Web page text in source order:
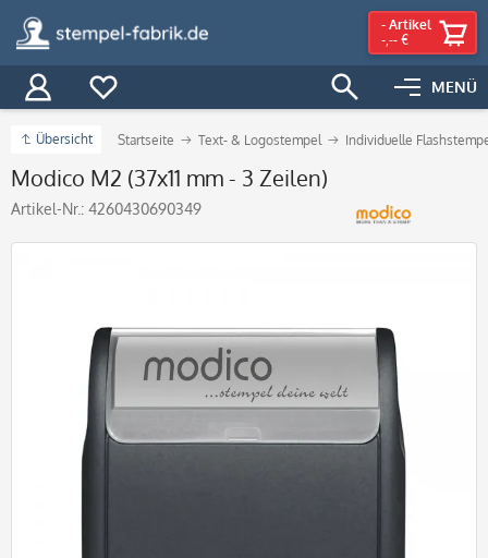
MENÜ
- Artikel
-,-- €
Übersicht Startseite Text- & Logostempel Individuelle
Modico M2 (37x11 mm - 3 Zeilen)
Artikel-Nr.: 4260430690349